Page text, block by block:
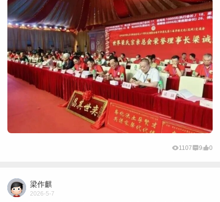
1107 9 0
梁作麒
2026-5-7